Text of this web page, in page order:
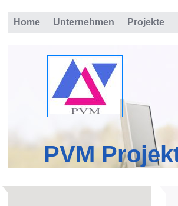
Home Unternehmen Projekte
PVM